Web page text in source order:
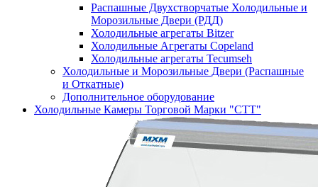
Распашные Двухстворчатые Холодильные и
Морозильные Двери (РДД)
Холодильные агрегаты Bitzer
Холодильные Агрегаты Copeland
Холодильные агрегаты Tecumseh
Холодильные и Морозильные Двери (Распашные
и Откатные)
Дополнительное оборудование
Холодильные Камеры Торговой Марки "СТТ"